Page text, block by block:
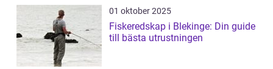
01 oktober 2025
Fiskeredskap i Blekinge: Din guide
till bästa utrustningen